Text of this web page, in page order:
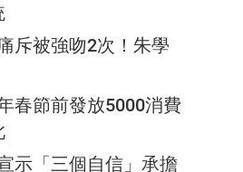
斥被強吻2次！朱學
春節前發放5000消費
示「三個自信」承擔